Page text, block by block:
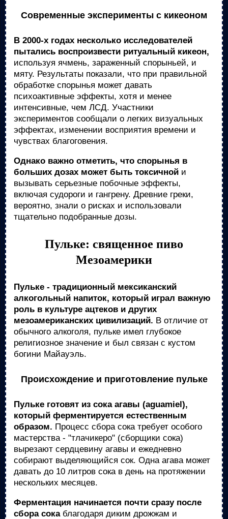
Современные эксперименты с кикеоном
В 2000-х годах несколько исследователей
пытались воспроизвести ритуальный кикеон,
используя ячмень, зараженный спорыньей, и
мяту. Результаты показали, что при правильной
обработке спорынья может давать
психоактивные эффекты, хотя и менее
интенсивные, чем ЛСД. Участники
экспериментов сообщали о легких визуальных
эффектах, изменении восприятия времени и
чувствах благоговения.
Однако важно отметить, что спорынья в
больших дозах может быть токсичной и
вызывать серьезные побочные эффекты,
включая судороги и гангрену. Древние греки,
вероятно, знали о рисках и использовали
тщательно подобранные дозы.
Пульке: священное пиво
Мезоамерики
Пульке - традиционный мексиканский
алкогольный напиток, который играл важную
роль в культуре ацтеков и других
мезоамериканских цивилизаций. В отличие от
обычного алкоголя, пульке имел глубокое
религиозное значение и был связан с кустом
богини Майауэль.
Происхождение и приготовление пульке
Пульке готовят из сока агавы (aguamiel),
который ферментируется естественным
образом. Процесс сбора сока требует особого
мастерства - "тлачикеро" (сборщики сока)
вырезают сердцевину агавы и ежедневно
собирают выделяющийся сок. Одна агава может
давать до 10 литров сока в день на протяжении
нескольких месяцев.
Ферментация начинается почти сразу после
сбора сокаблагодаря диким дрожжам и